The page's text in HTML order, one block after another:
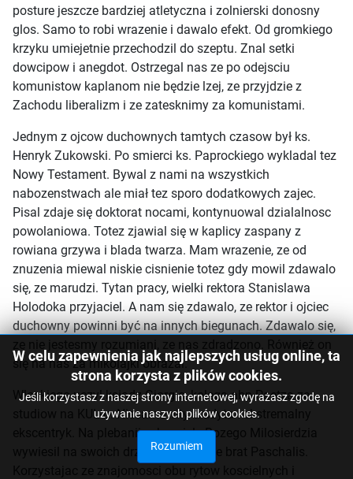
posture jeszcze bardziej atletyczna i zolnierski donosny
glos. Samo to robi wrazenie i dawalo efekt. Od gromkiego
krzyku umiejetnie przechodzil do szeptu. Znal setki
dowcipow i anegdot. Ostrzegal nas ze po odejsciu
komunistow kaplanom nie będzie lzej, ze przyjdzie z
Zachodu liberalizm i ze zatesknimy za komunistami.
Jednym z ojcow duchownych tamtych czasow był ks.
Henryk Zukowski. Po smierci ks. Paprockiego wykladal tez
Nowy Testament. Bywal z nami na wszystkich
nabozenstwach ale miał tez sporo dodatkowych zajec.
Pisal zdaje się doktorat nocami, kontynuowal dzialalnosc
powolaniowa. Totez zjawial się w kaplicy zaspany z
rowiana grzywa i blada twarza. Mam wrazenie, ze od
znuzenia miewal niskie cisnienie totez gdy mowil zdawalo
się, ze marudzi. Tytan pracy, wielki rektora Stanislawa
Holodoka przyjaciel. A nam się zdawalo, ze rektor i ojciec
duchowny powinni być na innych biegunach. Zdawalo się,
się na nas za mikolajki obrazal.
Wloskiego uczyl ksiadz Giorgio, kolega abp Paetza ze
studiow na KUL-u. Niesamowity erudyta i ekstremalny
ekscentryk. Na plebanii w kosciele Bozego Milosierdzia
wywiesil na swoich drzwiach naklejke brat Paschalis.
W celu zapewnienia jak najlepszych usług online, ta
strona korzysta z plików cookies.
Jeśli korzystasz z naszej strony internetowej, wyrażasz zgodę na
używanie naszych plików cookies.
Rozumiem